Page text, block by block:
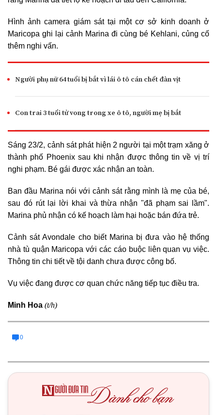
Hình ảnh camera giám sát tại một cơ sở kinh doanh ở
Maricopa ghi lại cảnh Marina đi cùng bé Kehlani, củng cố
thêm nghi vấn.
Người phụ nữ 64 tuổi bị bắt vì lái ô tô cán chết đàn vịt
Con trai 3 tuổi tử vong trong xe ô tô, người mẹ bị bắt
Sáng 23/2, cảnh sát phát hiện 2 người tại một trạm xăng ở
thành phố Phoenix sau khi nhận được thông tin về vị trí
nghi phạm. Bé gái được xác nhận an toàn.
Ban đầu Marina nói với cảnh sát rằng mình là mẹ của bé,
sau đó rút lại lời khai và thừa nhận "đã phạm sai lầm".
Marina phủ nhận có kế hoạch làm hại hoặc bán đứa trẻ.
Cảnh sát Avondale cho biết Marina bị đưa vào hệ thống
nhà tù quận Maricopa với các cáo buộc liên quan vụ việc.
Thông tin chi tiết về tội danh chưa được công bố.
Vụ việc đang được cơ quan chức năng tiếp tục điều tra.
Minh Hoa (t/h)
0